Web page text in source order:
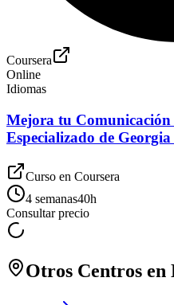
Coursera
Online
Idiomas
Mejora tu
Especializado de Georgia
Curso en Coursera
4 semanas40h
Consultar precio
Otros Centros en